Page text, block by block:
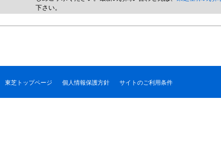
下さい。
東芝トップページ 個人情報保護方針 サイトのご利用条件